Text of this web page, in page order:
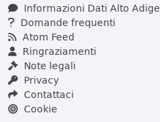
Informazioni Dati Alto Adige
Domande frequenti
Atom Feed
Ringraziamenti
Note legali
Privacy
Contattaci
Cookie